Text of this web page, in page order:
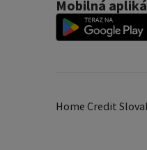
Mobilná
Home Credit